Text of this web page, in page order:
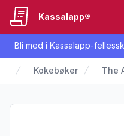
Bli med i Kassalapp-
Kassalapp®
Kokebøker The